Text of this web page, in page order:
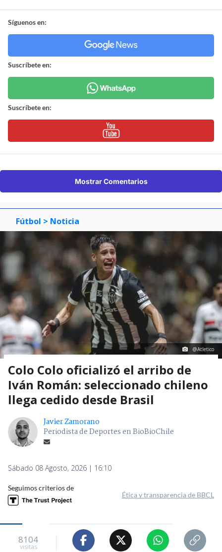
Síguenos en:
Suscríbete en:
Suscríbete en:
Mostrar Comentarios
Fútbol > Noticia
@Atletico
Colo Colo oficializó el arribo de
Iván Román: seleccionado chileno
llega cedido desde Brasil
Javier Zamorano
Periodista de Deportes en BioBioChile
Sábado 08 Agosto, 2026 | 16:10
Seguimos criterios de
Ética y transparencia de BBCL
8104
visitas